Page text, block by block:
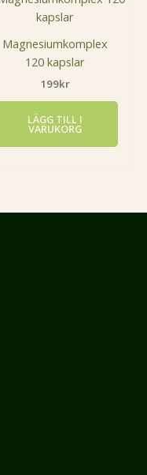
Magnesiumkomplex
120 kapslar
199kr
LÄGG TILL I
VARUKORG